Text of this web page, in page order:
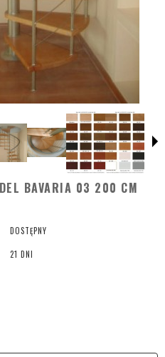
BAVARIA 03 200 CM
DOSTĘPNY
21 DNI